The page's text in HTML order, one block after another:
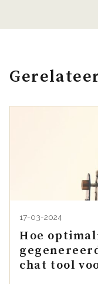
17-03-2024
Hoe
chat tool